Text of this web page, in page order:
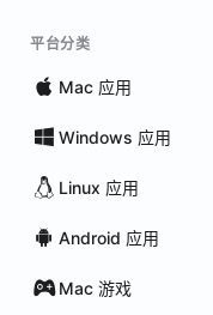
平台分类
Mac 应用
Windows 应用
Linux 应用
Android 应用
Mac 游戏